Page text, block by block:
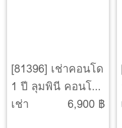
[81396] เช่าคอนโด
1 ปี ลุมพินี คอนโด
ทาวน์ เอกชัย 48
เช่า
6,900 ฿